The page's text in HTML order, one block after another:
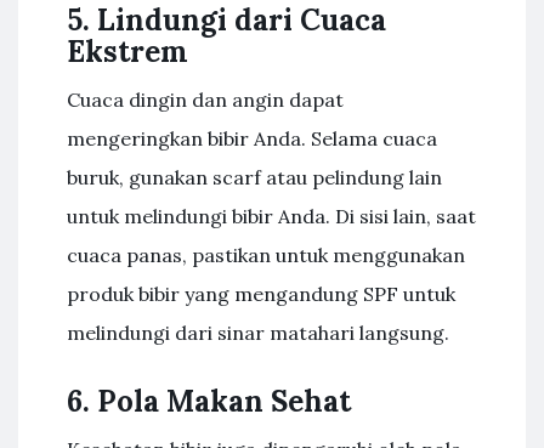
5. Lindungi dari Cuaca
Ekstrem
Cuaca dingin dan angin dapat
mengeringkan bibir Anda. Selama cuaca
buruk, gunakan scarf atau pelindung lain
untuk melindungi bibir Anda. Di sisi lain, saat
cuaca panas, pastikan untuk menggunakan
produk bibir yang mengandung SPF untuk
melindungi dari sinar matahari langsung.
6. Pola Makan Sehat